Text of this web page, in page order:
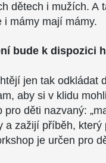
dětech i mužích. A
i mámy mají mámy.
bude k dispozici
jen tak odkládat
aby si v klidu
děti nazvaný:
a zažijí příběh,
je určen pro